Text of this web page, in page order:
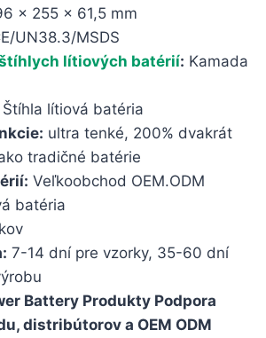
x 255 x 61,5 mm
UN38.3/MSDS
lítiových batérií: Kamada
Štíhla lítiová batéria
ultra tenké, 200% dvakrát
tradičné batérie
Veľkoobchod OEM.ODM
batéria
7-14 dní pre vzorky, 35-60 dní
Battery Produkty Podpora
distribútorov a OEM ODM